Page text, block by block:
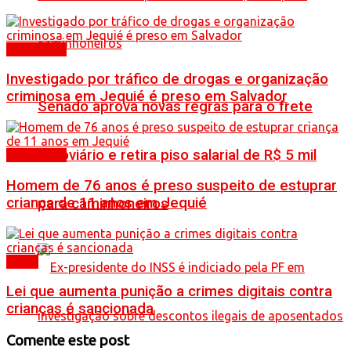
Senado aprova novas regras para o frete
rodoviário e retira piso salarial de R$ 5 mil
para caminhoneiros
Investigado por tráfico de drogas e organização
criminosa em Jequié é preso em Salvador
Homem de 76 anos é preso suspeito de estuprar
criança de 11 anos em Jequié
Lei que aumenta punição a crimes digitais contra
crianças é sancionada
Comente este post